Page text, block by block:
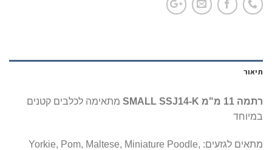
תיאור
רתמה 11 מ"מ SMALL SSJ14-K
מתאימה לכלבים קטנים
במיוחד
מתאים לגזעים: Yorkie, Pom, Maltese, Miniature Poodle,